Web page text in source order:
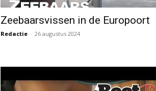
Zeebaarsvissen in de Europoort
Redactie - 26 augustus 2024